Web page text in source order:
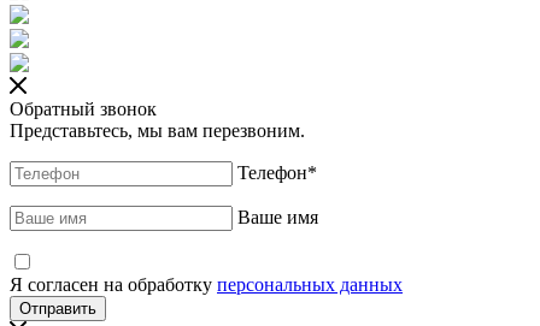
Обратный звонок
Представьтесь, мы вам перезвоним.
Телефон*
Ваше имя
Я согласен на обработку персональных данных